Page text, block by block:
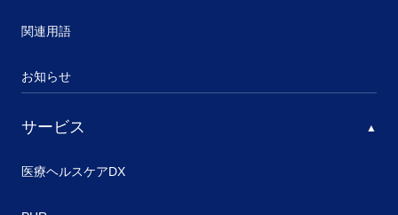
関連用語
お知らせ
サービス
医療ヘルスケアDX